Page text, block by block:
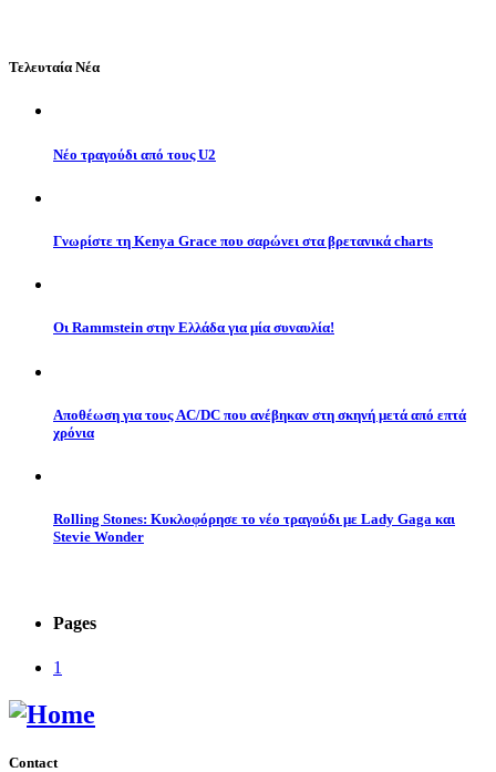
Τελευταία Νέα
Νέο τραγούδι από τους U2
Γνωρίστε τη Kenya Grace που σαρώνει στα βρετανικά charts
Οι Rammstein στην Ελλάδα για μία συναυλία!
Αποθέωση για τους AC/DC που ανέβηκαν στη σκηνή μετά από επτά
χρόνια
Rolling Stones: Κυκλοφόρησε το νέο τραγούδι με Lady Gaga και
Stevie Wonder
Pages
1
Contact